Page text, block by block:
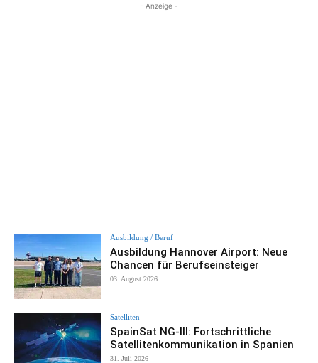
- Anzeige -
Ausbildung / Beruf
Ausbildung Hannover Airport: Neue
Chancen für Berufseinsteiger
03. August 2026
Satelliten
SpainSat NG-III: Fortschrittliche
Satellitenkommunikation in Spanien
31. Juli 2026